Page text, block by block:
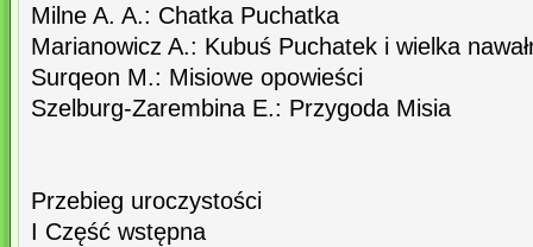
Milne A. A.: Chatka Puchatka
Marianowicz A.: Kubuś Puchatek i wielka
Surqeon M.: Misiowe opowieści
Szelburg-Zarembina E.: Przygoda Misia
Przebieg uroczystości
I Część wstępna